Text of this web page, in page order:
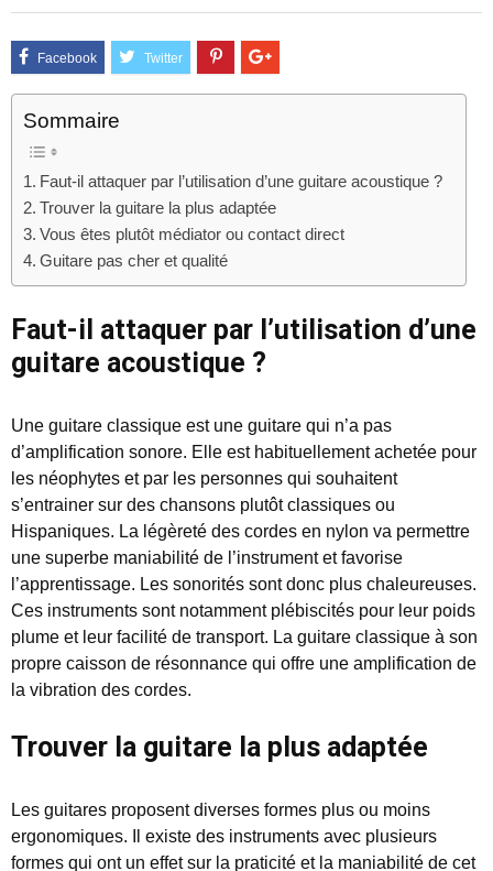
Sommaire
Faut-il attaquer par l’utilisation d’une guitare acoustique ?
Trouver la guitare la plus adaptée
Vous êtes plutôt médiator ou contact direct
Guitare pas cher et qualité
Faut-il attaquer par l’utilisation d’une
guitare acoustique ?
Une guitare classique est une guitare qui n’a pas
d’amplification sonore. Elle est habituellement achetée pour
les néophytes et par les personnes qui souhaitent
s’entrainer sur des chansons plutôt classiques ou
Hispaniques. La légèreté des cordes en nylon va permettre
une superbe maniabilité de l’instrument et favorise
l’apprentissage. Les sonorités sont donc plus chaleureuses.
Ces instruments sont notamment plébiscités pour leur poids
plume et leur facilité de transport. La guitare classique à son
propre caisson de résonnance qui offre une amplification de
la vibration des cordes.
Trouver la guitare la plus adaptée
Les guitares proposent diverses formes plus ou moins
ergonomiques. Il existe des instruments avec plusieurs
formes qui ont un effet sur la praticité et la maniabilité de cet